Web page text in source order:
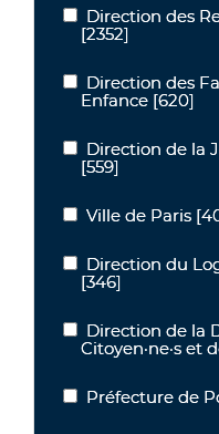
Direction des
Direction des
[2352]
Direction des Familles
Direction des
Enfance [620]
Direction de la
Direction de la
[559]
Ville de Paris
Ville de Paris
Direction du
Direction du
[346]
Direction de la
Direction de la
Citoyen·ne·s et
Préfecture de Police
Préfecture de